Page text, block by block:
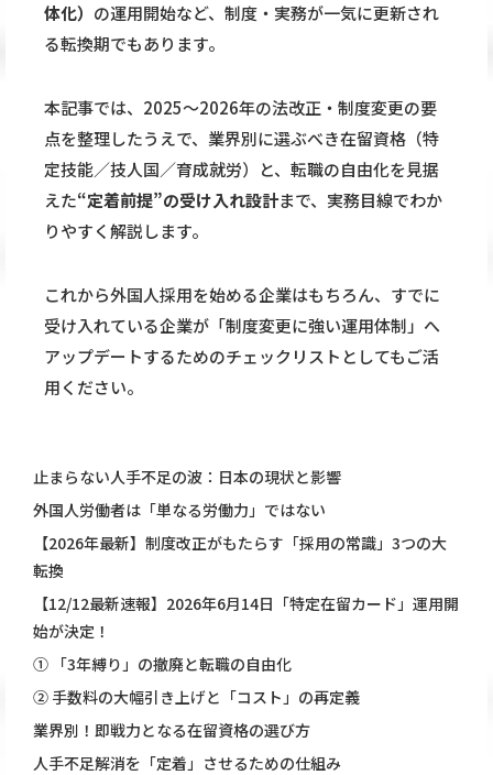
体化） の運用開始など、制度・実務が一気に更新され
る転換期でもあります。
本記事では、2025〜2026年の法改正・制度変更の要
点を整理したうえで、業界別に選ぶべき在留資格（特
定技能／技人国／育成就労）と、転職の自由化を見据
えた“定着前提”の受け入れ設計まで、実務目線でわか
りやすく解説します。
これから外国人採用を始める企業はもちろん、すでに
受け入れている企業が「制度変更に強い運用体制」へ
アップデートするためのチェックリストとしてもご活
用ください。
止まらない人手不足の波：日本の現状と影響
外国人労働者は「単なる労働力」ではない
【2026年最新】制度改正がもたらす「採用の常識」3つの大
転換
【12/12最新速報】2026年6月14日「特定在留カード」運用開
始が決定！
① 「3年縛り」の撤廃と転職の自由化
② 手数料の大幅引き上げと「コスト」の再定義
業界別！即戦力となる在留資格の選び方
人手不足解消を「定着」させるための仕組み